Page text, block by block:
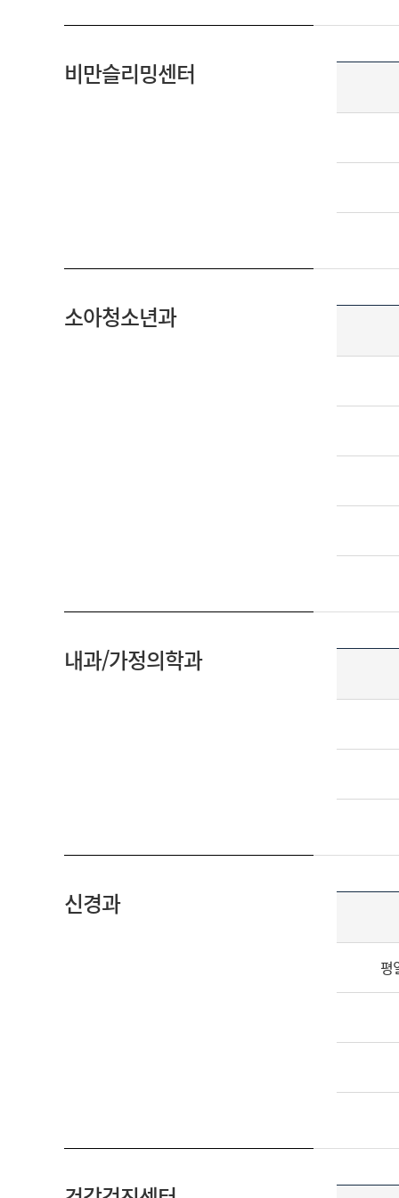
비만슬리밍센터
소아청소년과
내과/가정의학과
신경과
평